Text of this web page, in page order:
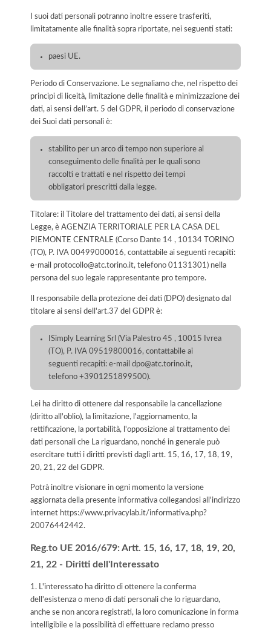
I suoi dati personali potranno inoltre essere trasferiti,
limitatamente alle finalità sopra riportate, nei seguenti stati:
paesi UE.
Periodo di Conservazione. Le segnaliamo che, nel rispetto dei
principi di liceità, limitazione delle finalità e minimizzazione dei
dati, ai sensi dell’art. 5 del GDPR, il periodo di conservazione
dei Suoi dati personali è:
stabilito per un arco di tempo non superiore al
conseguimento delle finalità per le quali sono
raccolti e trattati e nel rispetto dei tempi
obbligatori prescritti dalla legge.
Titolare: il Titolare del trattamento dei dati, ai sensi della
Legge, è AGENZIA TERRITORIALE PER LA CASA DEL
PIEMONTE CENTRALE (Corso Dante 14 , 10134 TORINO
(TO), P. IVA 00499000016, contattabile ai seguenti recapiti:
e-mail protocollo@atc.torino.it, telefono 01131301) nella
persona del suo legale rappresentante pro tempore.
Il responsabile della protezione dei dati (DPO) designato dal
titolare ai sensi dell'art.37 del GDPR è:
ISimply Learning Srl (Via Palestro 45 , 10015 Ivrea
(TO), P. IVA 09519800016, contattabile ai
seguenti recapiti: e-mail dpo@atc.torino.it,
telefono +3901251899500).
Lei ha diritto di ottenere dal responsabile la cancellazione
(diritto all'oblio), la limitazione, l'aggiornamento, la
rettificazione, la portabilità, l'opposizione al trattamento dei
dati personali che La riguardano, nonché in generale può
esercitare tutti i diritti previsti dagli artt. 15, 16, 17, 18, 19,
20, 21, 22 del GDPR.
Potrà inoltre visionare in ogni momento la versione
aggiornata della presente informativa collegandosi all'indirizzo
internet https://www.privacylab.it/informativa.php?
20076442442.
Reg.to UE 2016/679: Artt. 15, 16, 17, 18, 19, 20,
21, 22 - Diritti dell'Interessato
1. L'interessato ha diritto di ottenere la conferma
dell'esistenza o meno di dati personali che lo riguardano,
anche se non ancora registrati, la loro comunicazione in forma
intelligibile e la possibilità di effettuare reclamo presso